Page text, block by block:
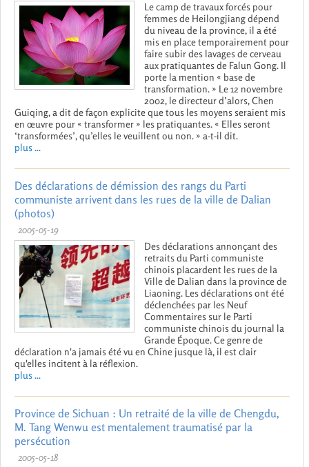
Le camp de travaux forcés pour
femmes de Heilongjiang dépend
du niveau de la province, il a été
mis en place temporairement pour
faire subir des lavages de cerveau
aux pratiquantes de Falun Gong. Il
porte la mention « base de
transformation. » Le 12 novembre
2002, le directeur d’alors, Chen
Guiqing, a dit de façon explicite que tous les moyens seraient mis
en œuvre pour « transformer » les pratiquantes. « Elles seront
‘transformées’, qu’elles le veuillent ou non. » a-t-il dit.
plus ...
Des déclarations de démission des rangs du Parti
communiste arrivent dans les rues de la ville de Dalian
(photos)
2005-05-19
Des déclarations annonçant des
retraits du Parti communiste
chinois placardent les rues de la
Ville de Dalian dans la province de
Liaoning. Les déclarations ont été
déclenchées par les Neuf
Commentaires sur le Parti
communiste chinois du journal la
Grande Époque. Ce genre de
déclaration n'a jamais été vu en Chine jusque là, il est clair
qu'elles incitent à la réflexion.
plus ...
Province de Sichuan : Un retraité de la ville de Chengdu,
M. Tang Wenwu est mentalement traumatisé par la
persécution
2005-05-18